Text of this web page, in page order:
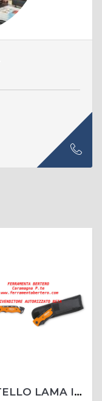
COLTELLO LAMA IN ACCIAIO BETA TOOLS 1778SOS 1778 SOS CON FRANGIVETRO COLTELLINO